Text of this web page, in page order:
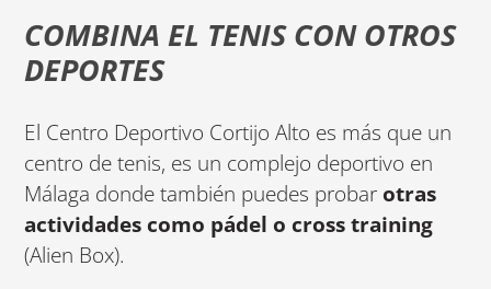
COMBINA EL TENIS CON OTROS
DEPORTES
El Centro Deportivo Cortijo Alto es más que un
centro de tenis, es un complejo deportivo en
Málaga donde también puedes probar otras
actividades como pádel o cross training
(Alien Box).